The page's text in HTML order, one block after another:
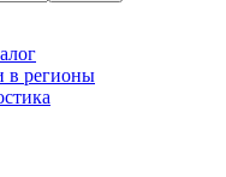
в регионы